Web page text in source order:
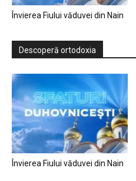
Învierea Fiului văduvei din Nain
Descoperă ortodoxia
Învierea Fiului văduvei din Nain